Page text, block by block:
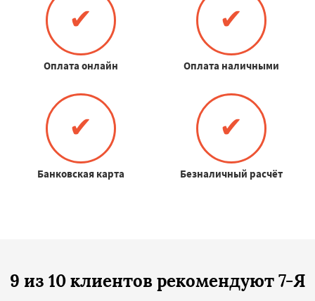
✔
Оплата онлайн
✔
Оплата наличными
✔
Банковская карта
✔
Безналичный расчёт
9 из 10 клиентов рекомендуют 7-Я